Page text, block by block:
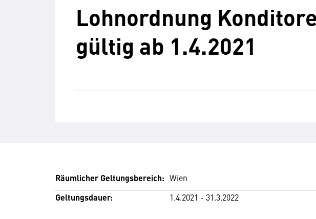
Lohnordnung
gültig ab 1.4.2021
Räumlicher Geltungsbereich: Wien
Geltungsdauer: 1.4.2021 - 31.3.2022